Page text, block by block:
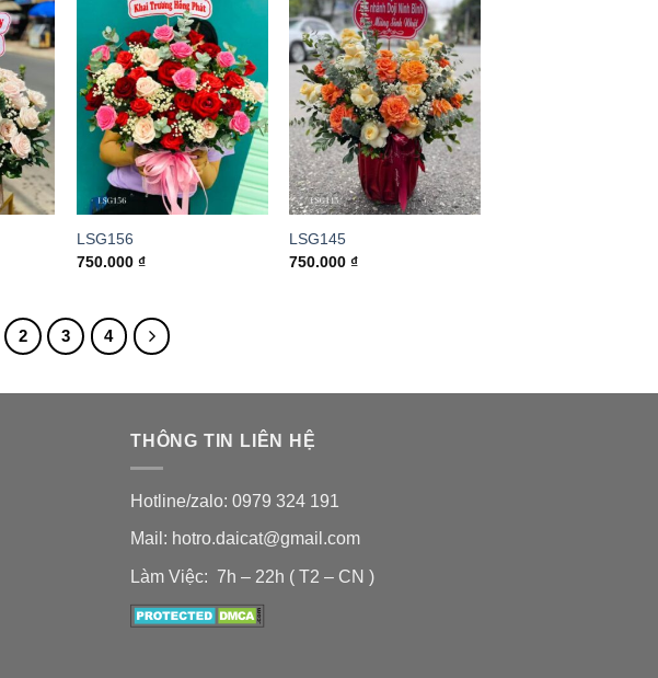
LSG156
750.000₫
LSG145
750.000₫
2 3 4
THÔNG TIN LIÊN HỆ
Hotline/zalo: 0979 324 191
Mail: hotro.daicat@gmail.com
Làm Việc: 7h – 22h ( T2 – CN )